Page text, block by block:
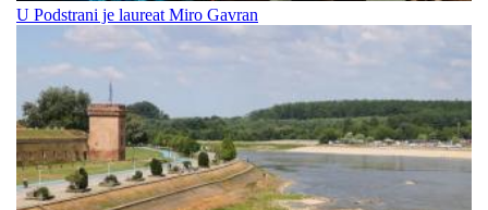
U Podstrani je laureat Miro Gavran